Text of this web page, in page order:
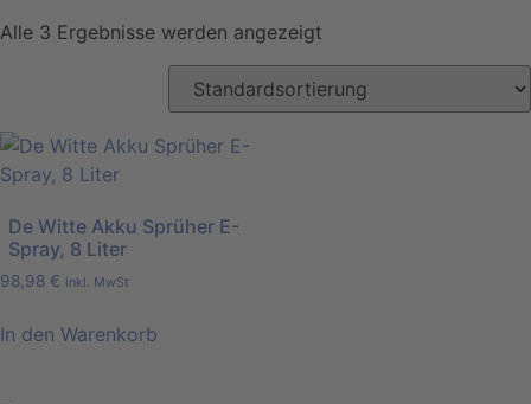
Alle 3 Ergebnisse werden angezeigt
De Witte Akku Sprüher E-
Spray, 8 Liter
98,98 € inkl. MwSt
In den Warenkorb